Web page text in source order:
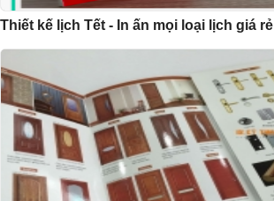
Thiết kế lịch Tết - In ấn mọi loại lịch giá rẻ